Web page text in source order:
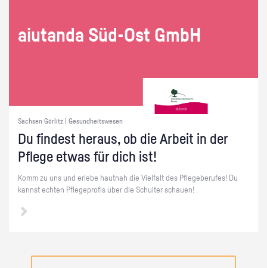
ai­utan­da Süd-Ost GmbH
Sachsen Görlitz | Gesundheitswesen
Du fin­dest her­aus, ob die Ar­beit in der
Pfle­ge etwas für dich ist!
Komm zu uns und er­le­be haut­nah die Viel­falt des Pfle­ge­be­ru­fes! Du
kannst ech­ten Pfle­ge­pro­fis über die Schul­ter schau­en!